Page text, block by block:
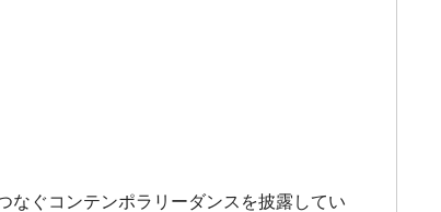
なぐコンテンポラリーダンスを披露してい